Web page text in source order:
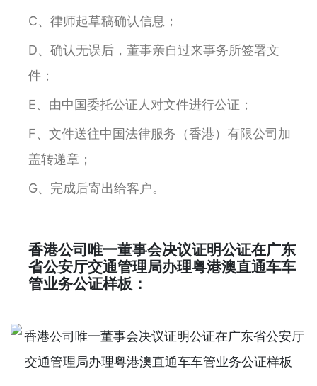
C、律师起草稿确认信息；
D、确认无误后，董事亲自过来事务所签署文
件；
E、由中国委托公证人对文件进行公证；
F、文件送往中国法律服务（香港）有限公司加
盖转递章；
G、完成后寄出给客户。
香港公司唯一董事会决议证明公证在广东
省公安厅交通管理局办理粤港澳直通车车
管业务公证样板：